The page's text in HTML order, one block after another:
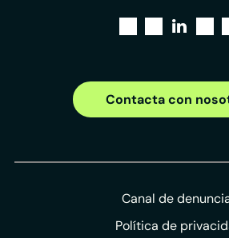
Contacta con
Canal de
Política de